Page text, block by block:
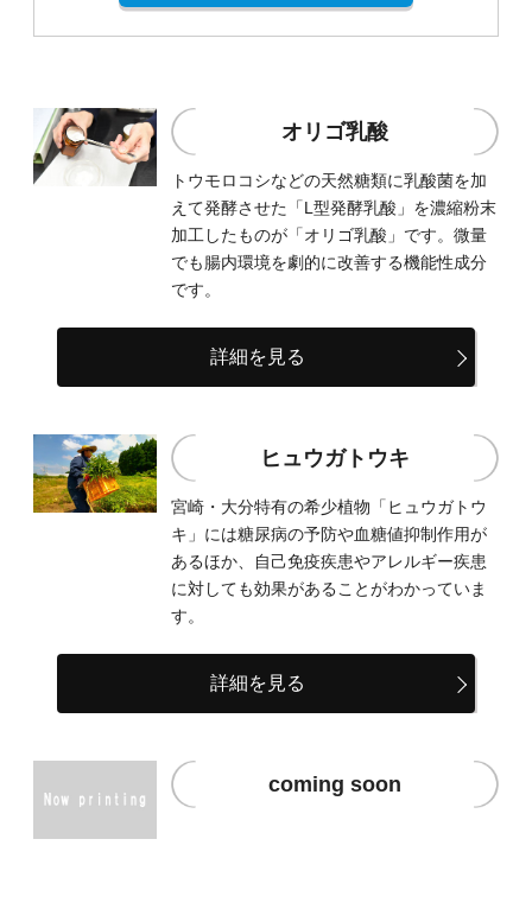
オリゴ乳酸
トウモロコシなどの天然糖類に乳酸菌を加
えて発酵させた「L型発酵乳酸」を濃縮粉末
加工したものが「オリゴ乳酸」です。微量
でも腸内環境を劇的に改善する機能性成分
です。
詳細を見る
ヒュウガトウキ
宮崎・大分特有の希少植物「ヒュウガトウ
キ」には糖尿病の予防や血糖値抑制作用が
あるほか、自己免疫疾患やアレルギー疾患
に対しても効果があることがわかっていま
す。
詳細を見る
coming soon